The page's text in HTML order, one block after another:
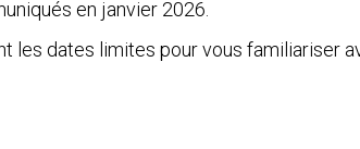
en janvier 2026.
les dates limites pour vous familiariser